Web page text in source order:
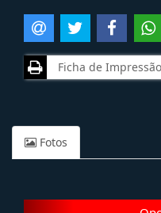
Ficha de Impressão
Fotos